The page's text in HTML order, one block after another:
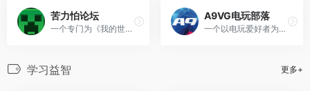
苦力怕论坛
一个专门为《我的世界》玩家设计的社区平台
A9VG电玩部落
一个以电玩爱好者为核心的专业互动平台
学习益智 更多+